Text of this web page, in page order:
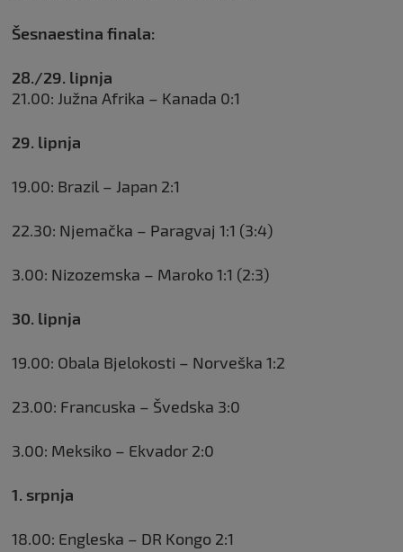
Šesnaestina finala:
28./29. lipnja
21.00: Južna Afrika – Kanada 0:1
29. lipnja
19.00: Brazil – Japan 2:1
22.30: Njemačka – Paragvaj 1:1 (3:4)
3.00: Nizozemska – Maroko 1:1 (2:3)
30. lipnja
19.00: Obala Bjelokosti – Norveška 1:2
23.00: Francuska – Švedska 3:0
3.00: Meksiko – Ekvador 2:0
1. srpnja
18.00: Engleska – DR Kongo 2:1